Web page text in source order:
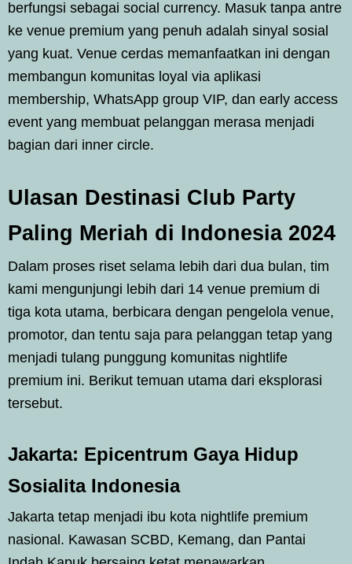
berfungsi sebagai social currency. Masuk tanpa antre
ke venue premium yang penuh adalah sinyal sosial
yang kuat. Venue cerdas memanfaatkan ini dengan
membangun komunitas loyal via aplikasi
membership, WhatsApp group VIP, dan early access
event yang membuat pelanggan merasa menjadi
bagian dari inner circle.
Ulasan Destinasi Club Party
Paling Meriah di Indonesia 2024
Dalam proses riset selama lebih dari dua bulan, tim
kami mengunjungi lebih dari 14 venue premium di
tiga kota utama, berbicara dengan pengelola venue,
promotor, dan tentu saja para pelanggan tetap yang
menjadi tulang punggung komunitas nightlife
premium ini. Berikut temuan utama dari eksplorasi
tersebut.
Jakarta: Epicentrum Gaya Hidup
Sosialita Indonesia
Jakarta tetap menjadi ibu kota nightlife premium
nasional. Kawasan SCBD, Kemang, dan Pantai